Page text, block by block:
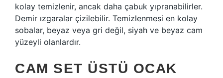
kolay temizlenir, ancak daha çabuk yıpranabilirler.
Demir ızgaralar çizilebilir. Temizlenmesi en kolay
sobalar, beyaz veya gri değil, siyah ve beyaz cam
yüzeyli olanlardır.
CAM SET ÜSTÜ OCAK